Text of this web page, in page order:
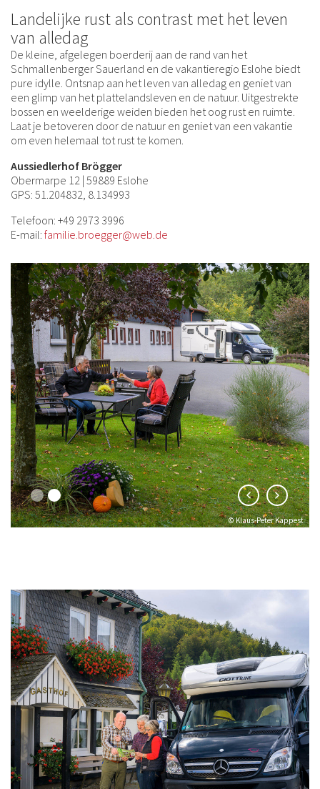
Landelijke rust als contrast met het leven
van alledag
De kleine, afgelegen boerderij aan de rand van het
Schmallenberger Sauerland en de vakantieregio Eslohe biedt
pure idylle. Ontsnap aan het leven van alledag en geniet van
een glimp van het plattelandsleven en de natuur. Uitgestrekte
bossen en weelderige weiden bieden het oog rust en ruimte.
Laat je betoveren door de natuur en geniet van een vakantie
om even helemaal tot rust te komen.
Aussiedlerhof Brögger
Obermarpe 12 | 59889 Eslohe
GPS: 51.204832, 8.134993
Telefoon: +49 2973 3996
E-mail: familie.broegger@web.de
© Klaus-Peter Kappest